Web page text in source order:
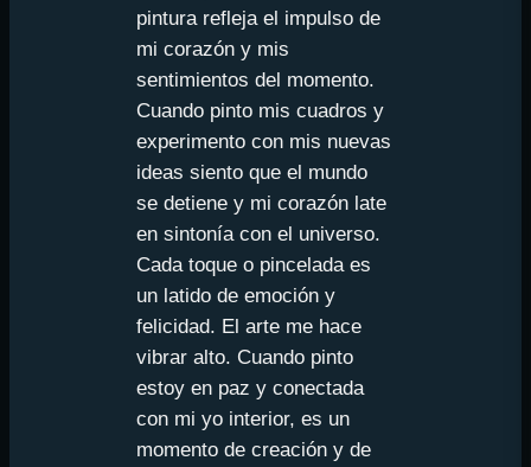
pintura refleja el impulso de
mi corazón y mis
sentimientos del momento.
Cuando pinto mis cuadros y
experimento con mis nuevas
ideas siento que el mundo
se detiene y mi corazón late
en sintonía con el universo.
Cada toque o pincelada es
un latido de emoción y
felicidad. El arte me hace
vibrar alto. Cuando pinto
estoy en paz y conectada
con mi yo interior, es un
momento de creación y de